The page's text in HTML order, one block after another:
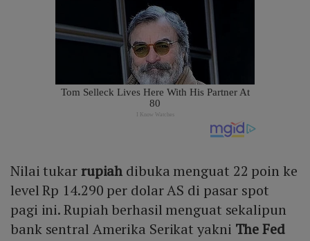
Nilai tukarrupiah dibuka menguat 22 poin ke
level Rp 14.290 per dolar AS di pasar spot
pagi ini. Rupiah berhasil menguat sekalipun
bank sentral Amerika Serikat yakni The Fed